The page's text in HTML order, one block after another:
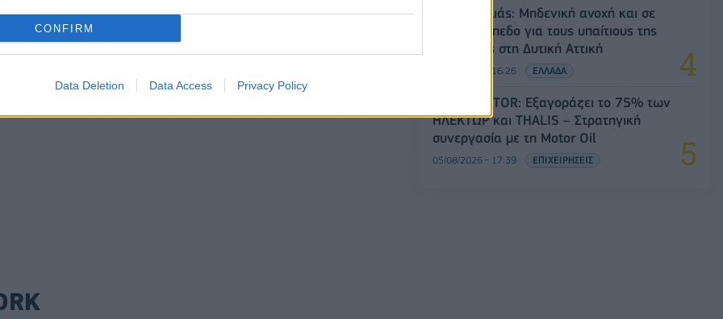
CONFIRM
Data Deletion Data Access Privacy Policy
Ν. Χαρδαλιάς: Μηδενική ανοχή και σε
νομικό επίπεδο για τους υπαίτιους της
πυρκαγιάς στη Δυτική Αττική
05/08/2026 - 16:26 ΕΛΛΑΔΑ
Όμιλος AKTOR: Εξαγοράζει το 75% των
ΗΛΕΚΤΩΡ και THALIS – Στρατηγική
συνεργασία με τη Motor Oil
05/08/2026 - 17:39 ΕΠΙΧΕΙΡΗΣΕΙΣ